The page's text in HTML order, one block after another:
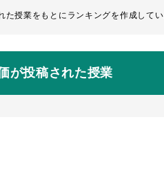
授業をもとにランキングを作成してい
が投稿された授業